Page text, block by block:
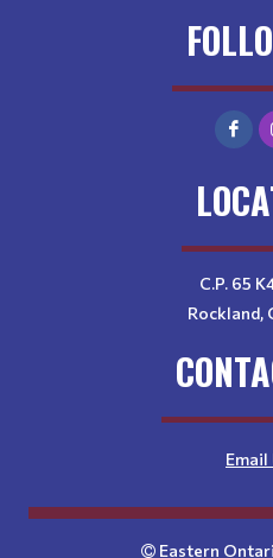
C.P. 65
Rockland,
Email
Eastern